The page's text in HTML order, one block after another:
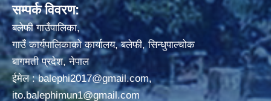
सम्पर्क विवरण:
बलेफी गाउँपालिका,
गाउँ कार्यपालिकाको कार्यालय, बलेफी, सिन्धुपाल्चोक
बागमती प्रदेश, नेपाल
ईमेल :balephi2017@gmail.com,
ito.balephimun1@gmail.com